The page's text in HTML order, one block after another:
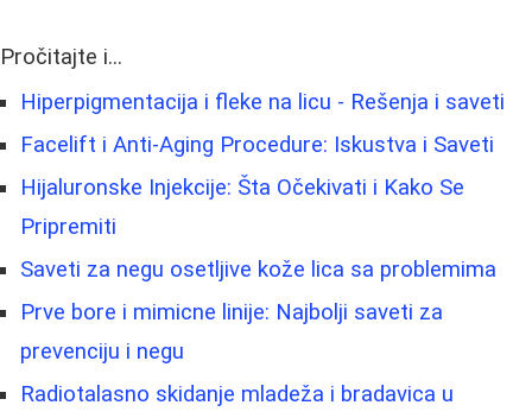
Pročitajte i...
Hiperpigmentacija i fleke na licu - Rešenja i saveti
Facelift i Anti-Aging Procedure: Iskustva i Saveti
Hijaluronske Injekcije: Šta Očekivati i Kako Se
Pripremiti
Saveti za negu osetljive kože lica sa problemima
Prve bore i mimicne linije: Najbolji saveti za
prevenciju i negu
Radiotalasno skidanje mladeža i bradavica u